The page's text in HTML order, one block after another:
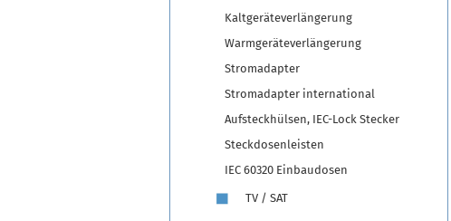
Kaltgeräteverlängerung
Warmgeräteverlängerung
Stromadapter
Stromadapter international
Aufsteckhülsen, IEC-Lock Stecker
Steckdosenleisten
IEC 60320 Einbaudosen
TV / SAT